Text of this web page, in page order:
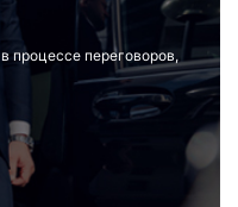
процессе переговоров,